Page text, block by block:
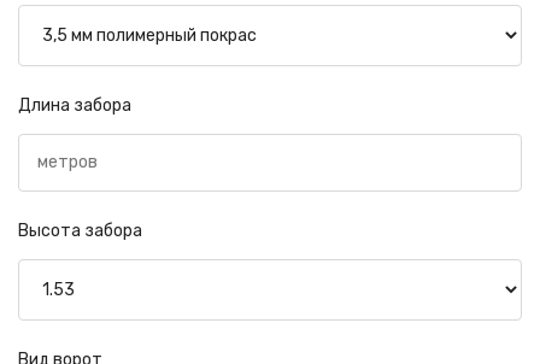
Длина забора
Высота забора
Вид ворот